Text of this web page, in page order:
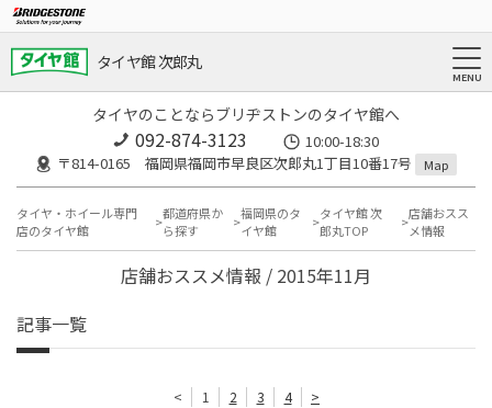
タイヤ館 次郎丸
タイヤのことならブリヂストンのタイヤ館へ
092-874-3123
10:00-18:30
〒814-0165 福岡県福岡市早良区次郎丸1丁目10番17号
Map
タイヤ・ホイール専門
店のタイヤ館
都道府県か
ら探す
福岡県のタ
イヤ館
タイヤ館 次
郎丸TOP
店舗おスス
メ情報
店舗おススメ情報 / 2015年11月
記事一覧
< 1 2 3 4 >